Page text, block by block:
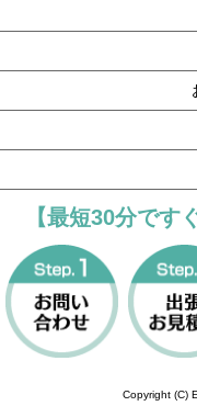
【最短30分です
Copyright (C)